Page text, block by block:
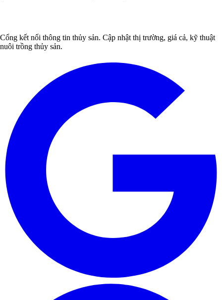
Cổng kết nối thông tin thủy sản. Cập nhật thị trường, giá cả, kỹ thuật
nuôi trồng thủy sản.